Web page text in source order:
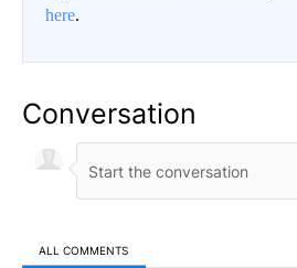
here.
Conversation
ALL COMMENTS